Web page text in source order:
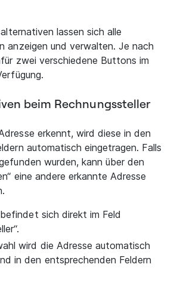
lassen sich alle
anzeigen und verwalten. Je nach
zwei verschiedene Buttons im
beim Rechnungssteller
erkennt, wird diese in den
automatisch eingetragen. Falls
wurden, kann über den
eine andere erkannte Adresse
sich direkt im Feld
wird die Adresse automatisch
in den entsprechenden Feldern